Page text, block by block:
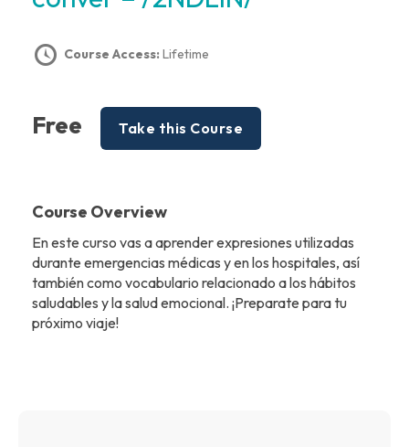
Course Access: Lifetime
Free Take this Course
Course Overview
En este curso vas a aprender expresiones utilizadas
durante emergencias médicas y en los hospitales, así
también como vocabulario relacionado a los hábitos
saludables y la salud emocional. ¡Preparate para tu
próximo viaje!